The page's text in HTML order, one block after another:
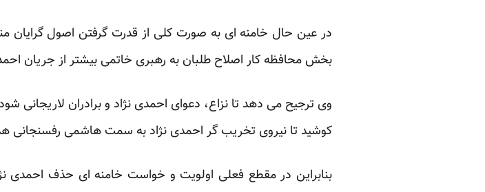
در عین حال خامنه ای به صورت کلی از قدرت گرفتن اصول گرایان
بخش محافظه کار اصلاح طلبان به رهبری خاتمی بیشتر از جریان
وی ترجیح می دهد تا نزاع، دعوای احمدی نژاد و برادران لاریجانی
کوشید تا نیروی تخریب گر احمدی نژاد به سمت هاشمی رفسنجانی
بنابراین در مقطع فعلی اولویت و خواست خامنه ای حذف احمدی